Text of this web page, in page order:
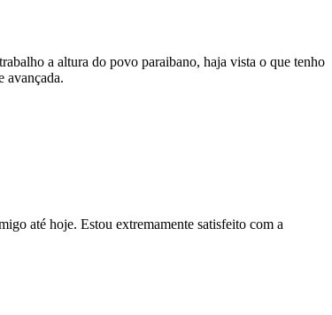
a altura do povo paraibano, haja vista o que tenho
avançada.
até hoje. Estou extremamente satisfeito com a